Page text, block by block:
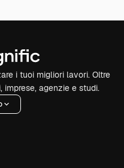
i tuoi migliori lavori. Oltre
imprese, agenzie e studi.